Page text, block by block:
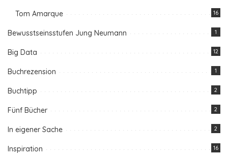
Tom Amarque 16
Bewusstseinsstufen Jung Neumann 1
Big Data 12
Buchrezension 1
Buchtipp 2
Fünf Bücher 2
In eigener Sache 2
Inspiration 16